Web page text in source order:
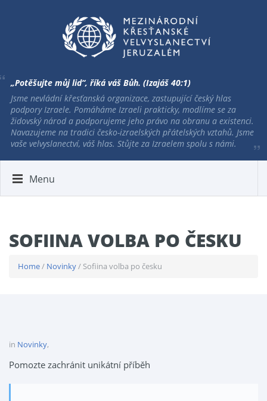
„Potěšujte můj lid“, říká váš Bůh. (Izajáš 40:1)
Jsme nevládní křesťanská organizace, zastupující český hlas
podpory Izraele. Pomáháme Izraeli prakticky, modlíme se za
židovský národ a podporujeme jeho právo na obranu a existenci.
Navazujeme na tradici česko-izraelských přátelských vztahů. Jsme
vaše velvyslanectví, váš hlas. Stůjte za Izraelem spolu s námi.
Menu
SOFIINA VOLBA PO ČESKU
Home/ Novinky/ Sofiina volba po česku
in Novinky,
Pomozte zachránit unikátní příběh